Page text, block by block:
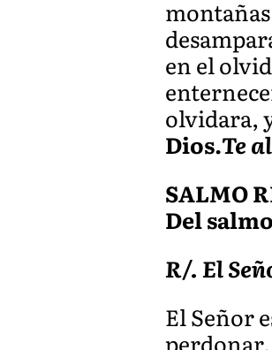
en el
olvidara,
Dios.Te
SALMO
Del salmo
R/. El
El Señor
perdonar.